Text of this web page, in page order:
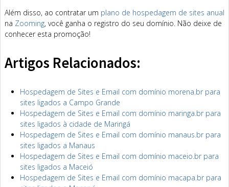
Além disso, ao contratar um plano de hospedagem de sites anual
na Zooming, você ganha o registro do seu domínio. Não deixe de
conhecer esta promoção!
Artigos Relacionados:
Hospedagem de Sites e Email com domínio morena.br para
sites ligados a Campo Grande
Hospedagem de Sites e Email com domínio maringa.br para
sites ligados à cidade de Maringá
Hospedagem de Sites e Email com domínio manaus.br para
sites ligados a Manaus
Hospedagem de Sites e Email com domínio maceio.br para
sites ligados a Maceió
Hospedagem de Sites e Email com domínio macapa.br para